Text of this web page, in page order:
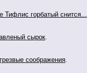
Тифлис горбатый снится...
сырок.
соображения.